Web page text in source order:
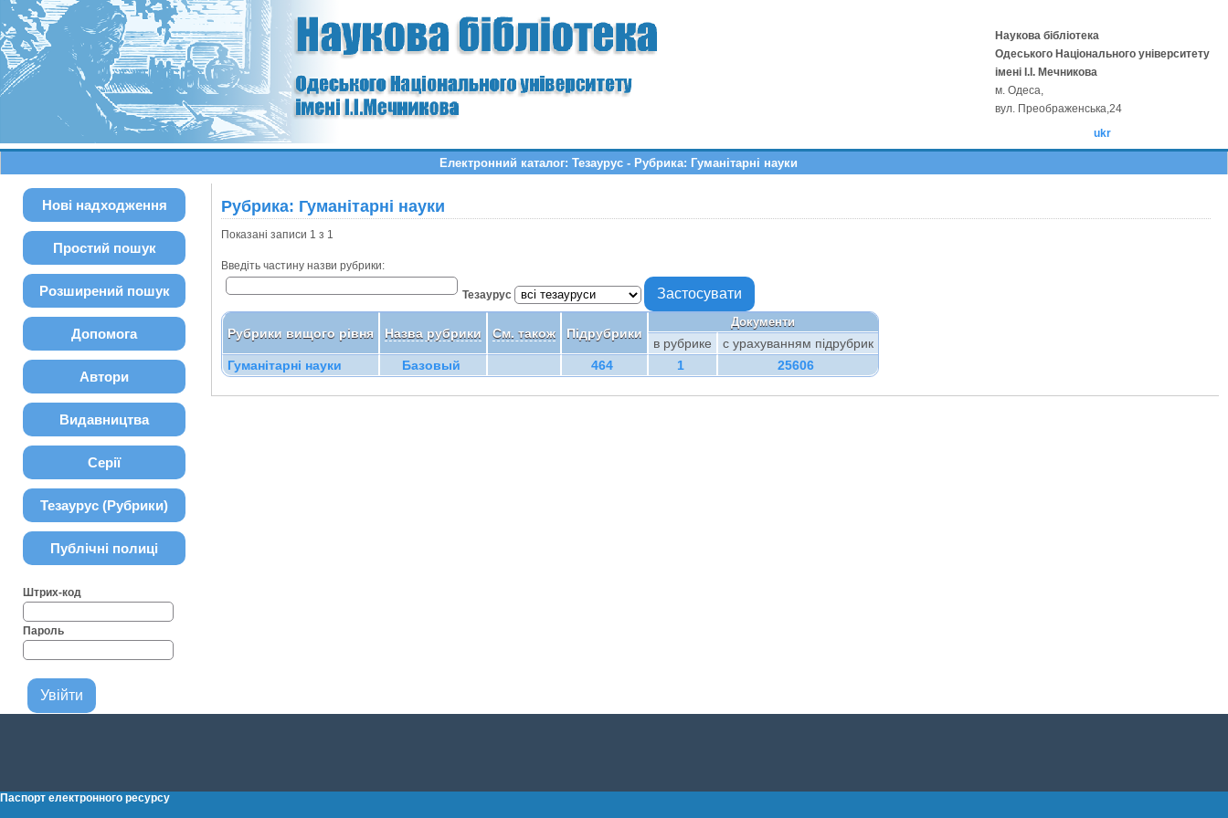
Наукова бібліотека
Одеського Національного університету
імені І.І. Мечникова
м. Одеса,
вул. Преображенська,24
ukr
Електронний каталог: Тезаурус - Рубрика: Гуманітарні науки
Нові надходження
Простий пошук
Розширений пошук
Допомога
Автори
Видавництва
Серії
Тезаурус (Рубрики)
Публічні полиці
Штрих-код
Пароль
Рубрика: Гуманітарні науки
Показані записи 1 з 1
Введіть частину назви рубрики:
Тезаурус
Рубрики вищого рівня Назва рубрики См. також Підрубрики
Документи
в рубрике
с урахуванням підрубрик
Гуманітарні науки
Базовый 464 1 25606
Паспорт електронного ресурсу